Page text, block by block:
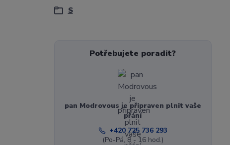
S
Potřebujete poradit?
pan Modrovous je připraven plnit vaše
přání
+420 725 736 293
(Po-Pá, 8 - 16 hod.)